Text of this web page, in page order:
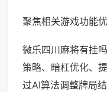
聚焦相关游戏功能优
微乐四川麻将有挂
策略、暗杠优化、
过AI算法调整牌局